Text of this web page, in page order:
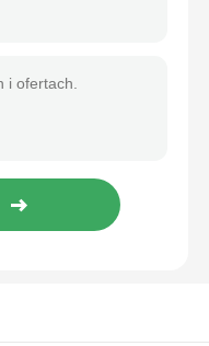
proszkiem